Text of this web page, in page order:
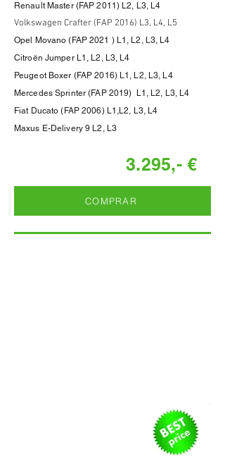
Renault Master (FAP 2011) L2, L3, L4
Volkswagen Crafter (FAP 2016) L3, L4, L5
Opel Movano (FAP 2021 ) L1, L2, L3, L4
Citroën Jumper L1, L2, L3, L4
Peugeot Boxer (FAP 2016) L1, L2, L3, L4
Mercedes Sprinter (FAP 2019) L1, L2, L3, L4
Fiat Ducato (FAP 2006) L1,L2, L3, L4
Maxus E-Delivery 9 L2, L3
3.295,- €
COMPRAR